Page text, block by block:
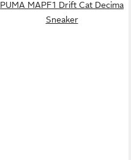
PUMA MAPF1 Drift Cat Decima
Sneaker